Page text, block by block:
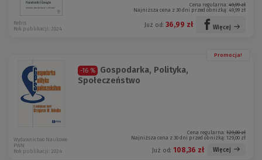
Cena regularna: 49,99 zł
Najniższa cena z 30 dni przed obniżką: 49,99 zł
Już od: 36,99 zł Więcej
Rebis
Rok publikacji: 2024
Promocja!
-16 %
Gospodarka, Polityka,
Społeczeństwo
Cena regularna: 129,00 zł
Najniższa cena z 30 dni przed obniżką: 129,00 zł
Już od: 108,36 zł Więcej
Wydawnictwo Naukowe
PWN
Rok publikacji: 2024